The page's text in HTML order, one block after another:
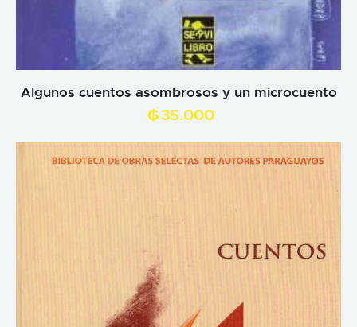
Algunos cuentos asombrosos y un microcuento
₲35.000